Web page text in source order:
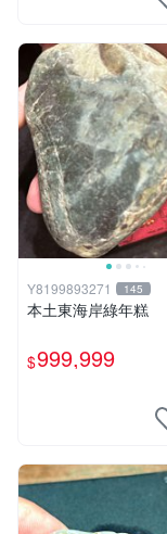
Y8199893271 145
本土東海岸綠年糕
$999,999